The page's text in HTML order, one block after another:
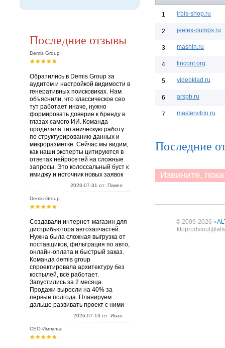
Последние отзывы
Demis Group
Обратились в Demis Group за
аудитом и настройкой видимости в
генеративных поисковиках. Нам
объяснили, что классическое сео
тут работает иначе, нужно
формировать доверие к бренду в
глазах самого ИИ. Команда
проделала титаническую работу
по структурированию данных и
микроразметке. Сейчас мы видим,
как наши эксперты цитируются в
ответах нейросетей на сложные
запросы. Это колоссальный буст к
имиджу и источник новых заявок
2026-07-31 от: Павел
Demis Group
Создавали интернет-магазин для
дистрибьютора автозапчастей.
Нужна была сложная выгрузка от
поставщиков, фильтрация по авто,
онлайн-оплата и быстрый заказ.
Команда demis group
спроектировала архитектуру без
костылей, всё работает.
Запустились за 2 месяца.
Продажи выросли на 40% за
первые полгода. Планируем
дальше развивать проект с ними
2026-07-13 от: Иван
СЕО-Импульс
1 irbis-shop.ru
2 jeelex-pumps.ru
3 mashin.ru
4 fincont.org
5 videoklad.ru
6 arspb.ru
7 mastervitrin.ru
Последние
Извините,
© 2009-2026 «